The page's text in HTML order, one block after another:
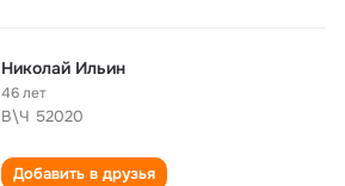
Николай Ильин
46 лет
В\Ч 52020
Добавить в друзья